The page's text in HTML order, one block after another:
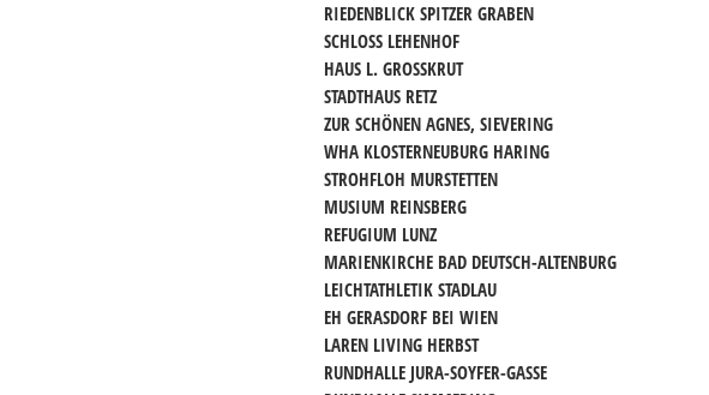
RIEDENBLICK SPITZER GRABEN
SCHLOSS LEHENHOF
HAUS L. GROSSKRUT
STADTHAUS RETZ
ZUR SCHÖNEN AGNES, SIEVERING
WHA KLOSTERNEUBURG HARING
STROHFLOH MURSTETTEN
MUSIUM REINSBERG
REFUGIUM LUNZ
MARIENKIRCHE BAD DEUTSCH-ALTENBURG
LEICHTATHLETIK STADLAU
EH GERASDORF BEI WIEN
LAREN LIVING HERBST
RUNDHALLE JURA-SOYFER-GASSE